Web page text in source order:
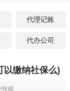
代理记账
代办公司
以缴纳社保么)
稿